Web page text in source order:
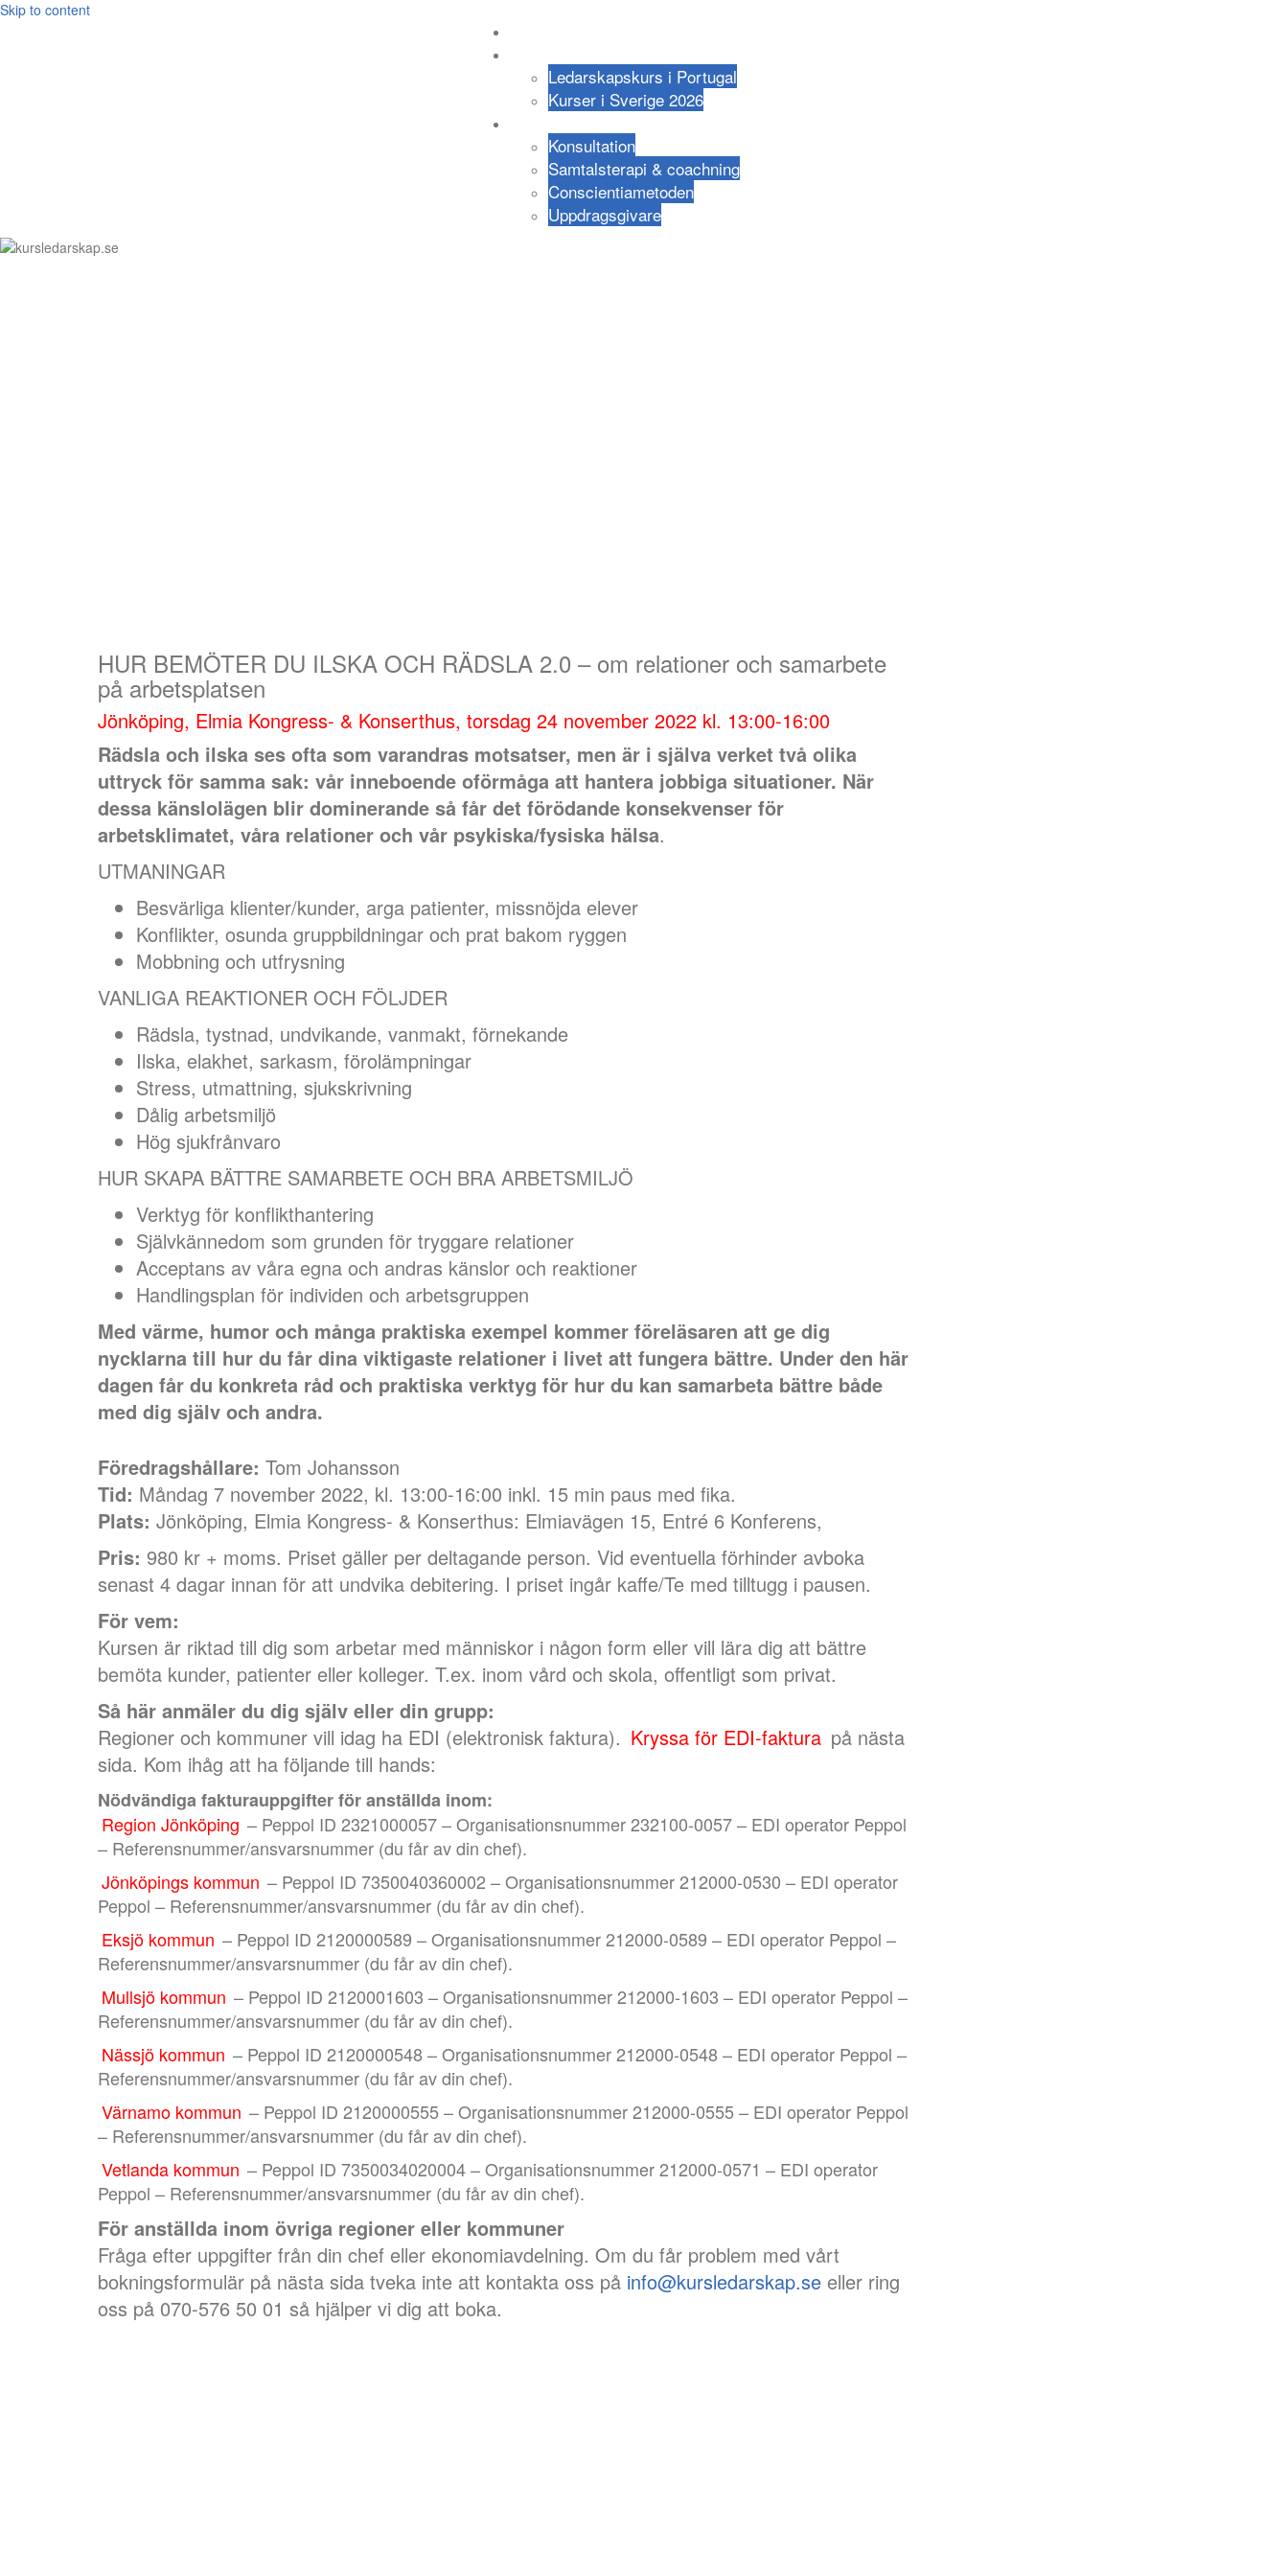
Skip to content
Ledarskapskurs i Portugal
Kurser i Sverige 2026
Konsultation
Samtalsterapi & coachning
Conscientiametoden
Uppdragsgivare
HUR BEMÖTER DU ILSKA OCH RÄDSLA 2.0 – om relationer och samarbete
på arbetsplatsen
Jönköping, Elmia Kongress- & Konserthus, torsdag 24 november 2022 kl. 13:00-16:00
Rädsla och ilska ses ofta som varandras motsatser, men är i själva verket två olika
uttryck för samma sak: vår inneboende oförmåga att hantera jobbiga situationer. När
dessa känslolägen blir dominerande så får det förödande konsekvenser för
arbetsklimatet, våra relationer och vår psykiska/fysiska hälsa.
UTMANINGAR
Besvärliga klienter/kunder, arga patienter, missnöjda elever
Konflikter, osunda gruppbildningar och prat bakom ryggen
Mobbning och utfrysning
VANLIGA REAKTIONER OCH FÖLJDER
Rädsla, tystnad, undvikande, vanmakt, förnekande
Ilska, elakhet, sarkasm, förolämpningar
Stress, utmattning, sjukskrivning
Dålig arbetsmiljö
Hög sjukfrånvaro
HUR SKAPA BÄTTRE SAMARBETE OCH BRA ARBETSMILJÖ
Verktyg för konflikthantering
Självkännedom som grunden för tryggare relationer
Acceptans av våra egna och andras känslor och reaktioner
Handlingsplan för individen och arbetsgruppen
Med värme, humor och många praktiska exempel kommer föreläsaren att ge dig
nycklarna till hur du får dina viktigaste relationer i livet att fungera bättre. Under den här
dagen får du konkreta råd och praktiska verktyg för hur du kan samarbeta bättre både
med dig själv och andra.
Föredragshållare: Tom Johansson
Tid: Måndag 7 november 2022, kl. 13:00-16:00 inkl. 15 min paus med fika.
Plats: Jönköping, Elmia Kongress- & Konserthus: Elmiavägen 15, Entré 6 Konferens,
Pris: 980 kr + moms. Priset gäller per deltagande person. Vid eventuella förhinder avboka
senast 4 dagar innan för att undvika debitering. I priset ingår kaffe/Te med tilltugg i pausen.
För vem:
Kursen är riktad till dig som arbetar med människor i någon form eller vill lära dig att bättre
bemöta kunder, patienter eller kolleger. T.ex. inom vård och skola, offentligt som privat.
Så här anmäler du dig själv eller din grupp:
Regioner och kommuner vill idag ha EDI (elektronisk faktura). Kryssa för EDI-faktura på nästa
sida. Kom ihåg att ha följande till hands:
Nödvändiga fakturauppgifter för anställda inom:
Region Jönköping – Peppol ID 2321000057 – Organisationsnummer 232100-0057 – EDI operator Peppol
– Referensnummer/ansvarsnummer (du får av din chef).
Jönköpings kommun – Peppol ID 7350040360002 – Organisationsnummer 212000-0530 – EDI operator
Peppol – Referensnummer/ansvarsnummer (du får av din chef).
Eksjö kommun – Peppol ID 2120000589 – Organisationsnummer 212000-0589 – EDI operator Peppol –
Referensnummer/ansvarsnummer (du får av din chef).
Mullsjö kommun – Peppol ID 2120001603 – Organisationsnummer 212000-1603 – EDI operator Peppol –
Referensnummer/ansvarsnummer (du får av din chef).
Nässjö kommun – Peppol ID 2120000548 – Organisationsnummer 212000-0548 – EDI operator Peppol –
Referensnummer/ansvarsnummer (du får av din chef).
Värnamo kommun – Peppol ID 2120000555 – Organisationsnummer 212000-0555 – EDI operator Peppol
– Referensnummer/ansvarsnummer (du får av din chef).
Vetlanda kommun – Peppol ID 7350034020004 – Organisationsnummer 212000-0571 – EDI operator
Peppol – Referensnummer/ansvarsnummer (du får av din chef).
För anställda inom övriga regioner eller kommuner
Fråga efter uppgifter från din chef eller ekonomiavdelning. Om du får problem med vårt
bokningsformulär på nästa sida tveka inte att kontakta oss på info@kursledarskap.se eller ring
oss på 070-576 50 01 så hjälper vi dig att boka.